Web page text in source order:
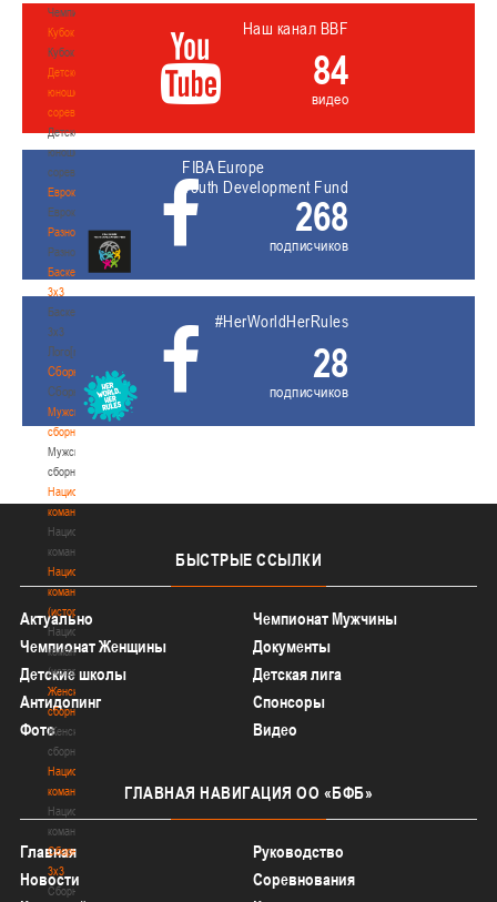
Чемпионат
Кубок
Кубок
Детско-
юношеские
соревнования
Детско-
юношеские
соревнования
Еврокубки
Еврокубки
Разное
Разное
Баскетбол
3х3
Баскетбол
3х3
Лого[modid=121]
Сборные
Сборные
Мужские
сборные
Мужские
сборные
Национальная
команда
Национальная
команда
Национальная
команда
(история)
Национальная
команда
(история)
Женские
сборные
Женские
сборные
Национальная
команда
Национальная
команда
Сборные
3х3
Сборные
Наш канал BBF
84
видео
FIBA Europe
Youth Development Fund
268
подписчиков
#HerWorldHerRules
28
подписчиков
БЫСТРЫЕ ССЫЛКИ
Актуально
Чемпионат Мужчины
Чемпионат Женщины
Документы
Детские школы
Детская лига
Антидопинг
Спонсоры
Фото
Видео
ГЛАВНАЯ НАВИГАЦИЯ ОО «БФБ»
Главная
Руководство
Новости
Соревнования